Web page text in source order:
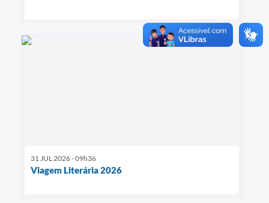
31 JUL 2026 - 09h36
Viagem Literária 2026